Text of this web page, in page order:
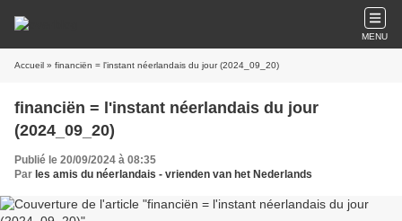
MENU
Accueil » financiën = l'instant néerlandais du jour (2024_09_20)
financiën = l'instant néerlandais du jour
(2024_09_20)
Publié le 20/09/2024 à 08:35
Par les amis du néerlandais - vrienden van het Nederlands